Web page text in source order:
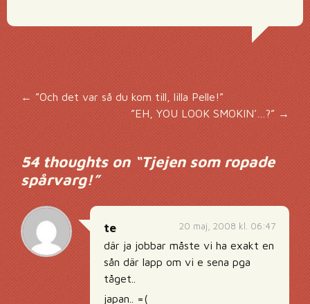
Inläggsnavigering
← ”Och det var så du kom till, lilla Pelle!”
”EH, YOU LOOK SMOKIN’…?”→
54 thoughts on “Tjejen som ropade
spårvarg!”
20 maj, 2008 kl. 06:47
te
där ja jobbar måste vi ha exakt en
sån där lapp om vi e sena pga
tåget..
japan.. =(